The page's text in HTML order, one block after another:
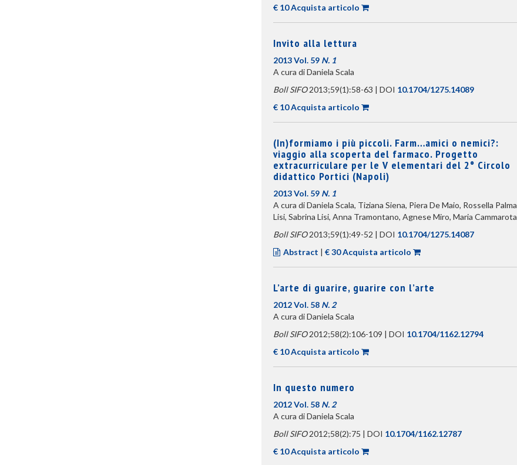
€ 10 Acquista articolo
Invito alla lettura
2013 Vol. 59 N. 1
A cura di Daniela Scala
Boll SIFO2013;59(1):58-63 | DOI 10.1704/1275.14089
€ 10 Acquista articolo
(In)formiamo i più piccoli. Farm…amici o nemici?:
viaggio alla scoperta del farmaco. Progetto
extracurriculare per le V elementari del 2° Circolo
didattico Portici (Napoli)
2013 Vol. 59 N. 1
A cura di Daniela Scala, Tiziana Siena, Piera De Maio, Rossella Palma
Lisi, Sabrina Lisi, Anna Tramontano, Agnese Miro, Maria Cammarota
Boll SIFO2013;59(1):49-52 | DOI 10.1704/1275.14087
Abstract | € 30 Acquista articolo
L’arte di guarire, guarire con l’arte
2012 Vol. 58 N. 2
A cura di Daniela Scala
Boll SIFO2012;58(2):106-109 | DOI 10.1704/1162.12794
€ 10 Acquista articolo
In questo numero
2012 Vol. 58 N. 2
A cura di Daniela Scala
Boll SIFO2012;58(2):75 | DOI 10.1704/1162.12787
€ 10 Acquista articolo